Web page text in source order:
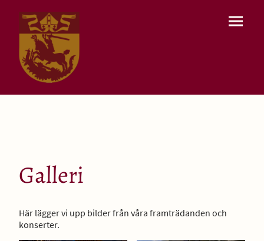
Galleri
Här lägger vi upp bilder från våra framträdanden och
konserter.